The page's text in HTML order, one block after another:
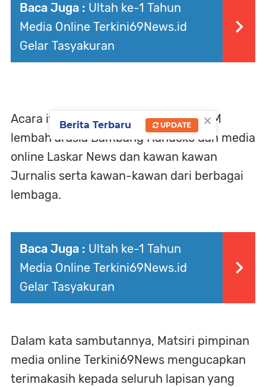
Baca Juga : Ultah ke-1 Tahun
Media Online Terkini69News.id
Gelar Tasyakuran
Acara itu dihadiri segenap jajaran LSM
lembah arasia Bambang Handoko dan media
online Laskar News dan kawan kawan
Jurnalis serta kawan-kawan dari berbagai
lembaga.
Baca Juga : Ultah ke-1 Tahun
Media Online Terkini69News.id
Gelar Tasyakuran
Dalam kata sambutannya, Matsiri pimpinan
media online Terkini69News mengucapkan
terimakasih kepada seluruh lapisan yang
×
Berita Terbaru UPDATE